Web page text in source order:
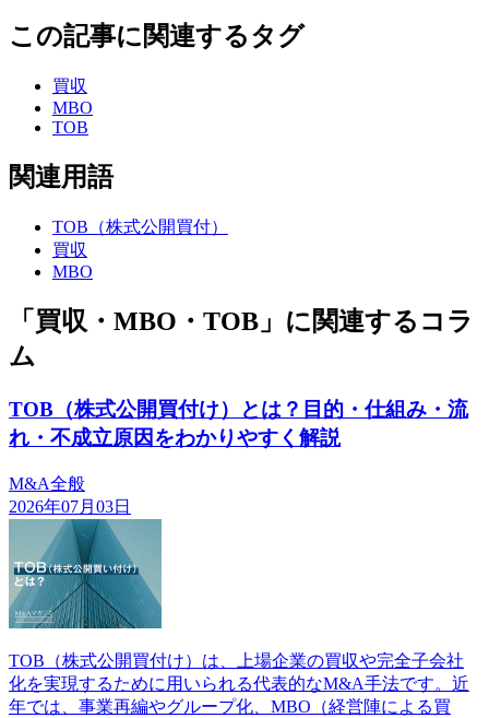
この記事に関連するタグ
買収
MBO
TOB
関連用語
TOB（株式公開買付）
買収
MBO
「買収・MBO・TOB」に関連するコラ
ム
TOB（株式公開買付け）とは？目的・仕組み・流
れ・不成立原因をわかりやすく解説
M&A全般
2026年07月03日
TOB（株式公開買付け）は、上場企業の買収や完全子会社
化を実現するために用いられる代表的なM&A手法です。近
年では、事業再編やグループ化、MBO（経営陣による買